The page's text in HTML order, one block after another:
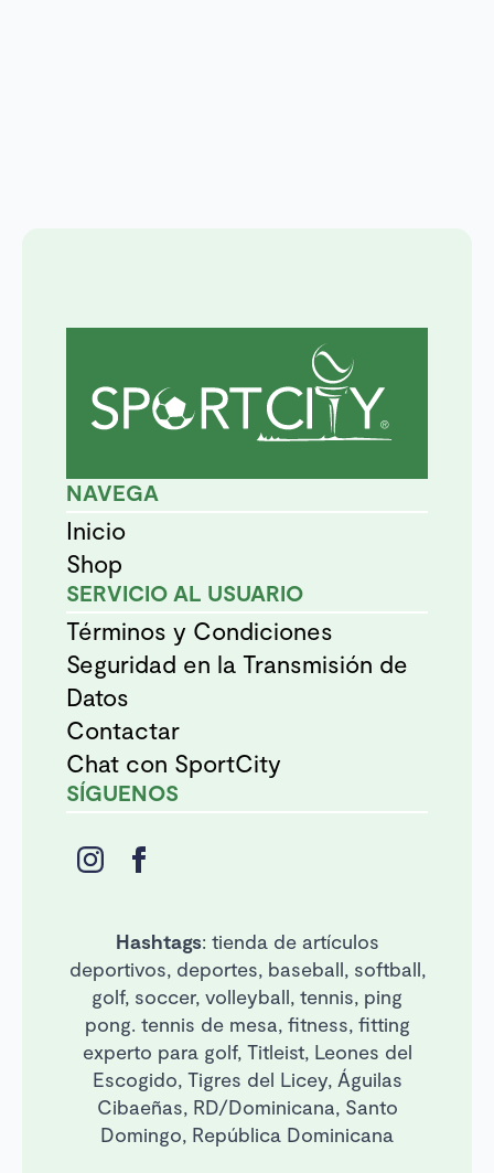
NAVEGA
Inicio
Shop
SERVICIO AL USUARIO
Términos y Condiciones
Seguridad en la Transmisión de
Datos
Contactar
Chat con SportCity
SÍGUENOS
Hashtags: tienda de artículos
deportivos, deportes, baseball, softball,
golf, soccer, volleyball, tennis, ping
pong. tennis de mesa, fitness, fitting
experto para golf, Titleist, Leones del
Escogido, Tigres del Licey, Águilas
Cibaeñas, RD/Dominicana, Santo
Domingo, República Dominicana